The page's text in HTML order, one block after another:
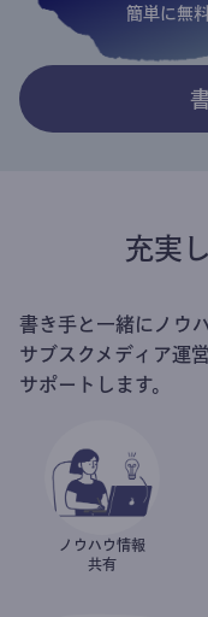
簡単に無
充実
書き手と一緒にノウ
サブスクメディア運
サポートします。
ノウハウ情報
共有